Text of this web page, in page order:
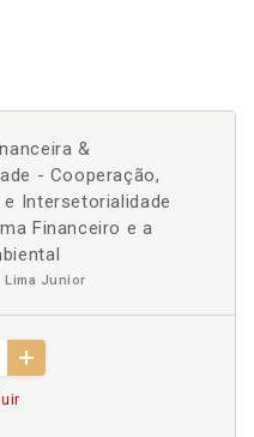
&
- Cooperação,
Intersetorialidade
Financeiro e a
Lima Junior